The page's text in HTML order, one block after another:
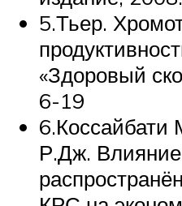
5.Тьер.
«Здоровый
6-19
Р.Дж. Влияние